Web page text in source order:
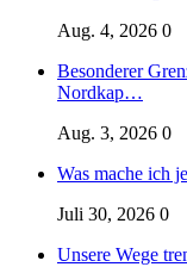
Aug. 4, 2026 0
Besonderer
Nordkap…
Aug. 3, 2026 0
Was mache ich
Juli 30, 2026 0
Unsere Wege